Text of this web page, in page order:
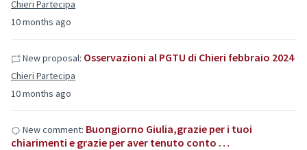
10 months ago
Chieri Partecipa
10 months ago
New proposal: Osservazioni al PGTU di Chieri febbraio 2024
Chieri Partecipa
New comment: Buongiorno Giulia,grazie per i tuoi
chiarimenti e grazie per aver tenuto conto …